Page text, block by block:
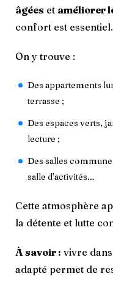
âgées et améliorer
confort est essentiel.
On y trouve :
Des appartements
terrasse ;
Des espaces verts,
lecture ;
Des salles
salle d’activités…
Cette atmosphère
la détente et lutte
À savoir : vivre
adapté permet de